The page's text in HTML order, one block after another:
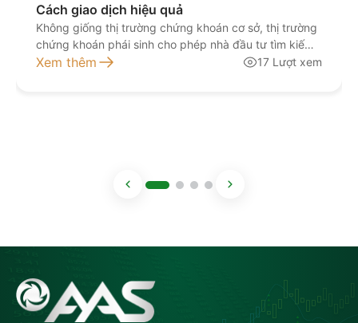
Cách giao dịch hiệu quả
Không giống thị trường chứng khoán cơ sở, thị trường
chứng khoán phái sinh cho phép nhà đầu tư tìm kiếm
lợi nhuận ngay cả khi thị trường đi xuống. Đây là lý do
Xem thêm 17 Lượt xem